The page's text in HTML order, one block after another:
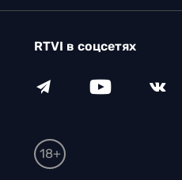
RTVI в соцсетях
18+